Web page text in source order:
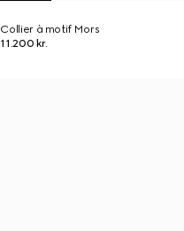
Collier à motif Mors
11.200 kr.